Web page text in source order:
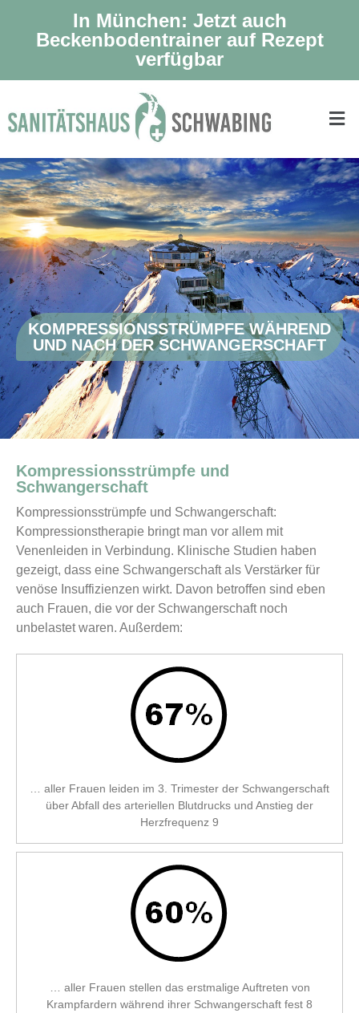
In München: Jetzt auch
Beckenbodentrainer auf Rezept
verfügbar
KOMPRESSIONSSTRÜMPFE WÄHREND
UND NACH DER SCHWANGERSCHAFT
Kompressionsstrümpfe und
Schwangerschaft
Kompressionsstrümpfe und Schwangerschaft:
Kompressionstherapie bringt man vor allem mit
Venenleiden in Verbindung. Klinische Studien haben
gezeigt, dass eine Schwangerschaft als Verstärker für
venöse Insuffizienzen wirkt. Davon betroffen sind eben
auch Frauen, die vor der Schwangerschaft noch
unbelastet waren. Außerdem:
… aller Frauen leiden im 3. Trimester der Schwangerschaft
über Abfall des arteriellen Blutdrucks und Anstieg der
Herzfrequenz 9
… aller Frauen stellen das erstmalige Auftreten von
Krampfardern während ihrer Schwangerschaft fest 8